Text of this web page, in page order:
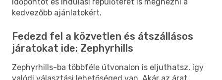
kedvezőbb ajánlatokért.
Fedezd fel a közvetlen és átszállásos
járatokat ide: Zephyrhills
Zephyrhills-ba többféle útvonalon is eljuthatsz, így